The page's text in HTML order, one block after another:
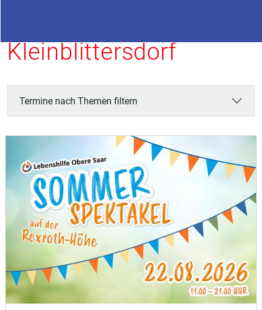
Kleinblittersdorf
Termine nach Themen filtern